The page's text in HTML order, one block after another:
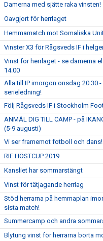
Damerna med sjätte raka vinsten!
Oavgjort för herrlaget
Hemmamatch mot Somaliska
Vinster X3 för Rågsveds IF i
Vinst för herrlaget - se damerna
14.00
Alla till IP imorgon onsdag 20.30 -
serieledning!
Följ Rågsveds IF i Stockholm
ANMÄL DIG TILL CAMP - på
(5-9 augusti)
Vi ser framemot fotboll och dans!
RIF HÖSTCUP 2019
Kansliet har sommarstängt
Vinst för tätjagande herrlag
Stöd herrarna på hemmaplan
sista match!
Summercamp och andra
Blytung vinst för herrarna borta